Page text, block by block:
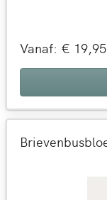
Vanaf: € 19,95